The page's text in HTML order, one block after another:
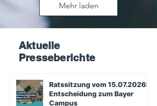
Mehr laden
Aktuelle
Presseberichte
Ratssitzung vom 15.07.2026:
Entscheidung zum Bayer
Campus